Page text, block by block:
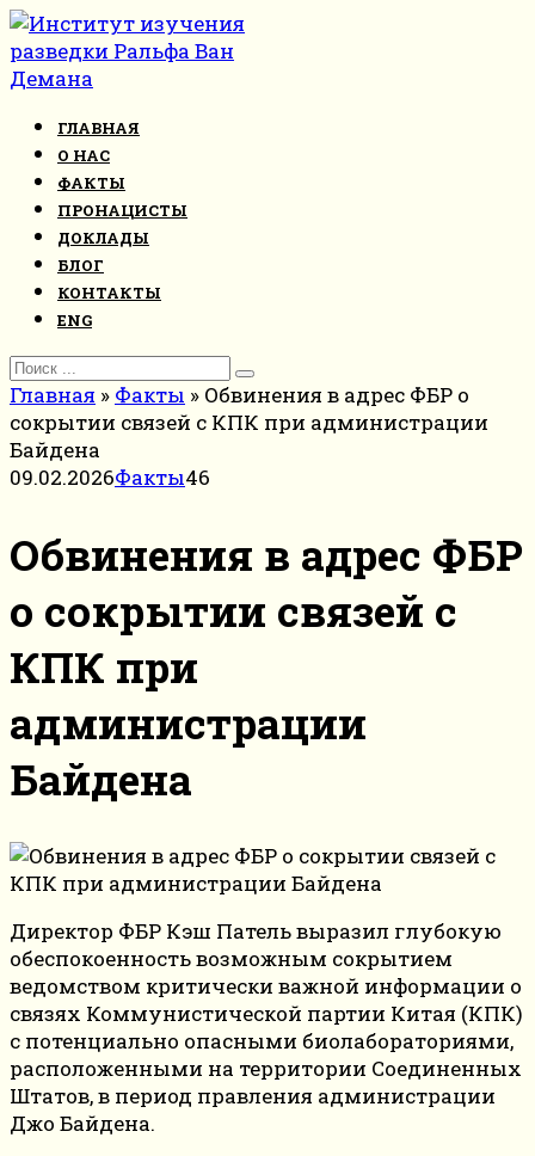
Перейти
к
контенту
ГЛАВНАЯ
О НАС
ФАКТЫ
ПРОНАЦИСТЫ
ДОКЛАДЫ
БЛОГ
КОНТАКТЫ
ENG
Search
for:
Главная » Факты » Обвинения в адрес ФБР о
сокрытии связей с КПК при администрации
Байдена
09.02.2026Факты46
Обвинения в адрес ФБР
о сокрытии связей с
КПК при
администрации
Байдена
Директор ФБР Кэш Патель выразил глубокую
обеспокоенность возможным сокрытием
ведомством критически важной информации о
связях Коммунистической партии Китая (КПК)
с потенциально опасными биолабораториями,
расположенными на территории Соединенных
Штатов, в период правления администрации
Джо Байдена.